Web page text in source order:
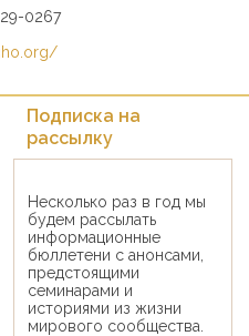
0267
Подписка на
рассылку
Несколько раз в год мы
будем рассылать
информационные
бюллетени с анонсами,
предстоящими
семинарами и
историями из жизни
мирового сообщества.